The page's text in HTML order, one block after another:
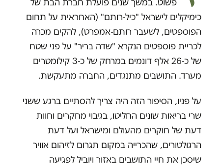
כימיקלים לישראל "כיל-רותם" (האחראית על תחום
הפוספטים, לשעבר רותם-אמפרט), להקים מכרה
לכריית פוספטים הנקרא "שדה בריר" על פני שטח
של כ-26 אלף דונמים במרחק של כ-3 קילומטרים
מערד. התושבים מתנגדים, החברה מתעקשת.
על פניו, הסיפור הזה היה צריך להסתיים ברגע ששני
שרי בריאות שונים החליטו, בגיבוי מחקרים וחוות
דעת של חוקרים מהעולם ומישראל ועל דעת
הרגולטורים, שהכרייה במקום תגרום לזיהום אוויר
שיסכן את חיי התושבים באזור ויוביל לפגיעה